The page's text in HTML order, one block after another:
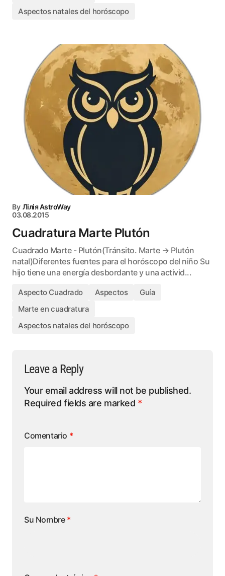
Aspectos natales del horóscopo
By Лілія AstroWay
03.08.2015
Cuadratura Marte Plutón
Cuadrado Marte - Plutón(Tránsito. Marte → Plutón
natal)Diferentes fuentes para el horóscopo del niño Su
hijo tiene una energía desbordante y una activid...
Aspecto Cuadrado Aspectos
Guía
Marte en cuadratura
Aspectos natales del horóscopo
Leave a Reply
Your email address will not be published.
Required fields are marked *
Comentario *
Su Nombre *